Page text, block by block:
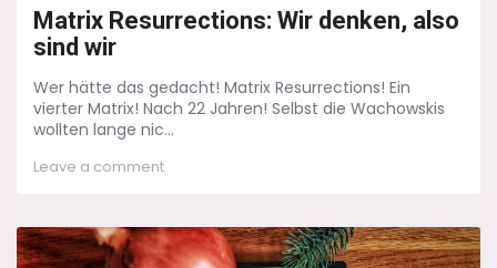
Matrix Resurrections: Wir denken, also
sind wir
Wer hätte das gedacht! Matrix Resurrections! Ein
vierter Matrix! Nach 22 Jahren! Selbst die Wachowskis
wollten lange nic...
Leave a commenton
Wir
denken,